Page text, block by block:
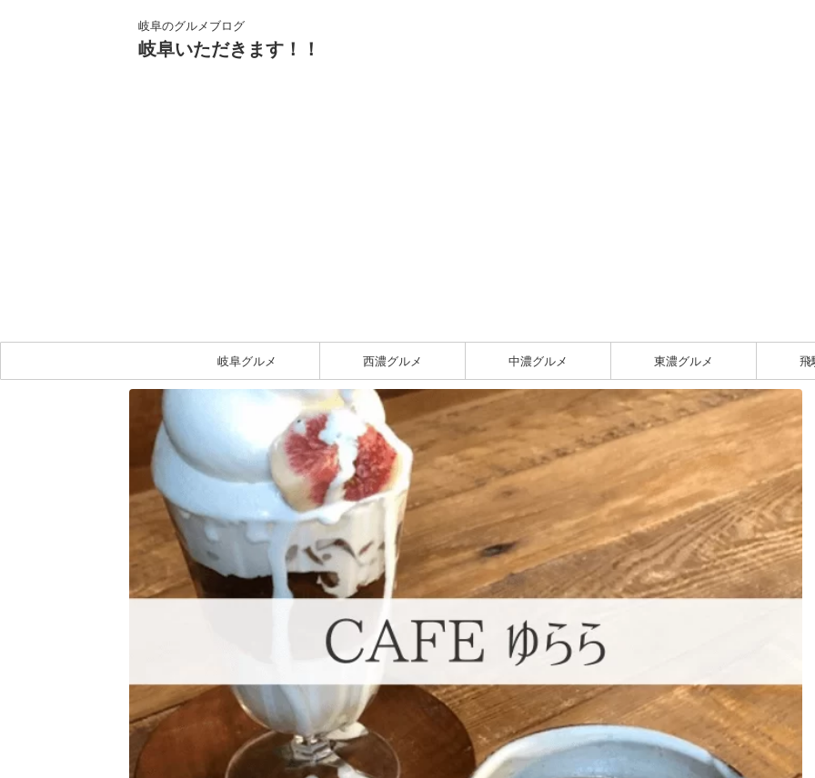
岐阜のグルメブログ
岐阜いただきます！！
岐阜グルメ 西濃グルメ 中濃グルメ 東濃グルメ 飛